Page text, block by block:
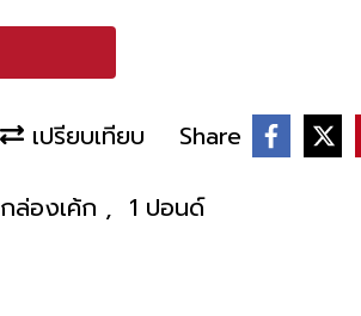
เปรียบเทียบ Share
กล่องเค้ก , 1 ปอนด์